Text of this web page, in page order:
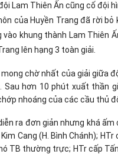
Lam Thiên Ấn cũng cố đội
của Huyền Trang đã rời
vào khung thành Lam Thiên
lên hạng 3 toàn giải.
chờ nhất của giải giữa
Sau hơn 10 phút xuất thần
nhoáng của các cầu thủ
ra đơn giản nhưng khá
Cang (H. Bình Chánh);
TB thường trực; HTr cấp